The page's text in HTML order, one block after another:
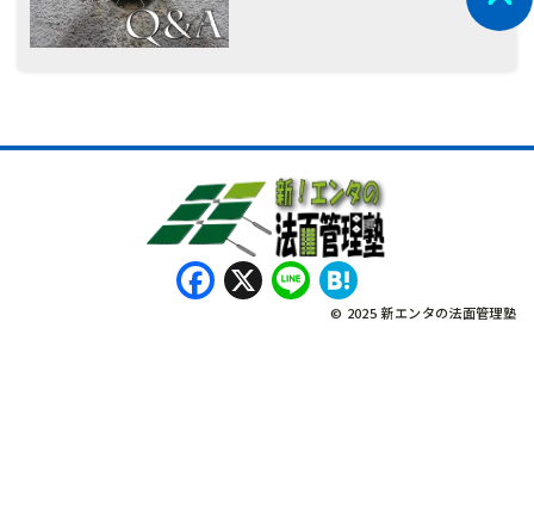
Facebook
X Line
© 2025 新エンタの法面管理塾